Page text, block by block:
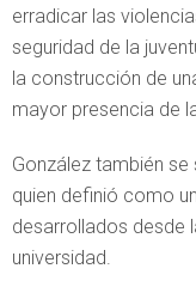
erradicar las
seguridad de la
la construcción de
mayor presencia de
González también
quien definió como
desarrollados desde
universidad.